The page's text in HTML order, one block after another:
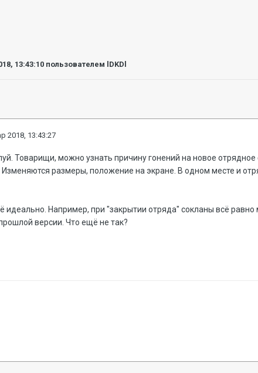
13:43:10 пользователем lDKDl
2018, 13:43:27
Товарищи, можно узнать причину гонений на новое
размеры, положение на экране. В одном месте и
идеально. Например, при "закрытии отряда" сокланы всё
версии. Что ещё не так?